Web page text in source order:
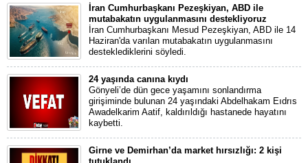
İran Cumhurbaşkanı Pezeşkiyan, ABD ile
mutabakatın uygulanmasını destekliyoruz
İran Cumhurbaşkanı Mesud Pezeşkiyan, ABD ile 14
Haziran'da varılan mutabakatın uygulanmasını
desteklediklerini söyledi.
24 yaşında canına kıydı
Gönyeli’de dün gece yaşamını sonlandırma
girişiminde bulunan 24 yaşındaki Abdelhakam Eıdrıs
Awadelkarim Aatif, kaldırıldığı hastanede hayatını
kaybetti.
Girne ve Demirhan’da market hırsızlığı: 2 kişi